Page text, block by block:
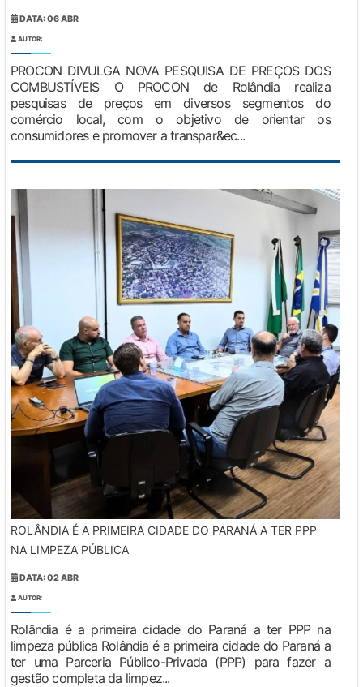
DATA: 06 ABR
AUTOR:
PROCON DIVULGA NOVA PESQUISA DE PREÇOS DOS
COMBUSTÍVEIS O PROCON de Rolândia realiza
pesquisas de preços em diversos segmentos do
comércio local, com o objetivo de orientar os
consumidores e promover a transpar&ec...
ROLÂNDIA É A PRIMEIRA CIDADE DO PARANÁ A TER PPP
NA LIMPEZA PÚBLICA
DATA: 02 ABR
AUTOR:
Rolândia é a primeira cidade do Paraná a ter PPP na
limpeza pública Rolândia é a primeira cidade do Paraná a
ter uma Parceria Público-Privada (PPP) para fazer a
gestão completa da limpez...